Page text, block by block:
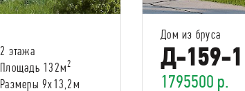
2 этажа
Площадь 132м2
Размеры 9х13,2м
Дом из бруса
Д-159-1
1795500 р.